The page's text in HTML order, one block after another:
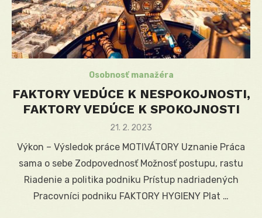
Osobnosť manažéra
FAKTORY VEDÚCE K NESPOKOJNOSTI,
FAKTORY VEDÚCE K SPOKOJNOSTI
Posted
21. 2. 2023
Výkon – Výsledok práce MOTIVÁTORY Uznanie Práca
sama o sebe Zodpovednosť Možnosť postupu, rastu
Riadenie a politika podniku Prístup nadriadených
Pracovníci podniku FAKTORY HYGIENY Plat …